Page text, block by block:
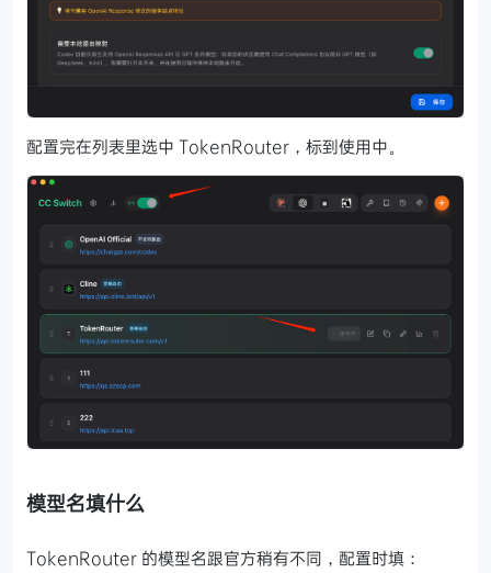
配置完在列表里选中 TokenRouter，标到使用中。
模型名填什么
TokenRouter 的模型名跟官方稍有不同，配置时填：